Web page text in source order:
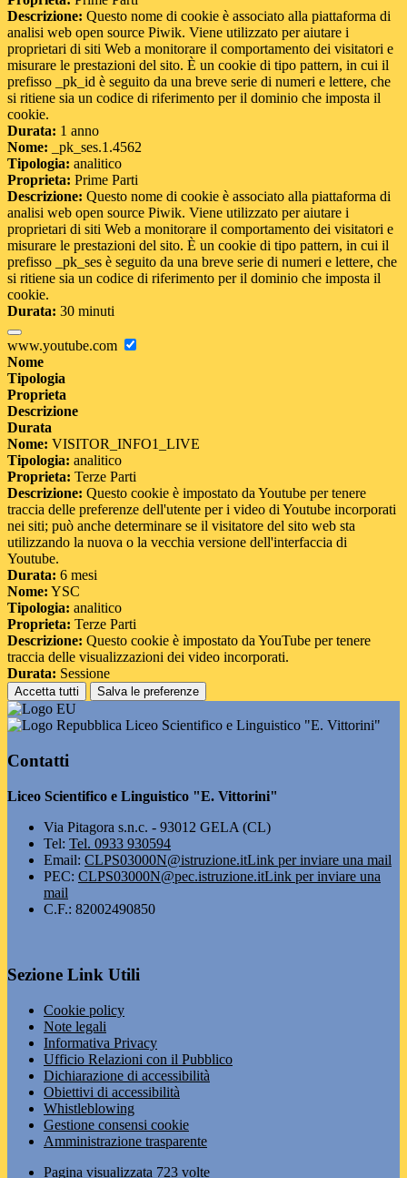
Descrizione: Questo nome di cookie è associato alla piattaforma di
analisi web open source Piwik. Viene utilizzato per aiutare i
proprietari di siti Web a monitorare il comportamento dei visitatori e
misurare le prestazioni del sito. È un cookie di tipo pattern, in cui il
prefisso _pk_id è seguito da una breve serie di numeri e lettere, che
si ritiene sia un codice di riferimento per il dominio che imposta il
cookie.
Durata: 1 anno
Nome: _pk_ses.1.4562
Tipologia: analitico
Proprieta: Prime Parti
Descrizione: Questo nome di cookie è associato alla piattaforma di
analisi web open source Piwik. Viene utilizzato per aiutare i
proprietari di siti Web a monitorare il comportamento dei visitatori e
misurare le prestazioni del sito. È un cookie di tipo pattern, in cui il
prefisso _pk_ses è seguito da una breve serie di numeri e lettere, che
si ritiene sia un codice di riferimento per il dominio che imposta il
cookie.
Durata: 30 minuti
www.youtube.com
Nome
Tipologia
Proprieta
Descrizione
Durata
Nome: VISITOR_INFO1_LIVE
Tipologia: analitico
Proprieta: Terze Parti
Descrizione: Questo cookie è impostato da Youtube per tenere
traccia delle preferenze dell'utente per i video di Youtube incorporati
nei siti; può anche determinare se il visitatore del sito web sta
utilizzando la nuova o la vecchia versione dell'interfaccia di
Youtube.
Durata: 6 mesi
Nome: YSC
Tipologia: analitico
Proprieta: Terze Parti
Descrizione: Questo cookie è impostato da YouTube per tenere
traccia delle visualizzazioni dei video incorporati.
Durata: Sessione
Accetta tutti Salva le preferenze
Liceo Scientifico e Linguistico "E. Vittorini"
Contatti
Liceo Scientifico e Linguistico "E. Vittorini"
Via Pitagora s.n.c. - 93012 GELA (CL)
Tel: Tel. 0933 930594
Email: CLPS03000N@istruzione.itLink per inviare una mail
PEC: CLPS03000N@pec.istruzione.itLink per inviare una
mail
C.F.: 82002490850
Sezione Link Utili
Cookie policy
Note legali
Informativa Privacy
Ufficio Relazioni con il Pubblico
Dichiarazione di accessibilità
Obiettivi di accessibilità
Whistleblowing
Gestione consensi cookie
Amministrazione trasparente
Pagina visualizzata 723 volte